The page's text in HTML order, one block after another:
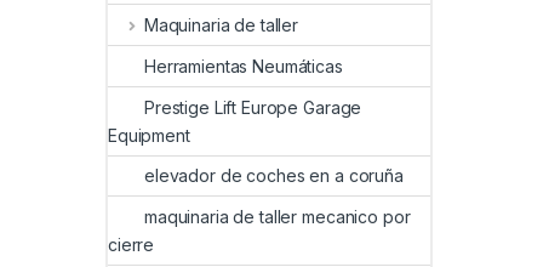
Maquinaria de taller
Herramientas Neumáticas
Prestige Lift Europe Garage
Equipment
elevador de coches en a coruña
maquinaria de taller mecanico por
cierre